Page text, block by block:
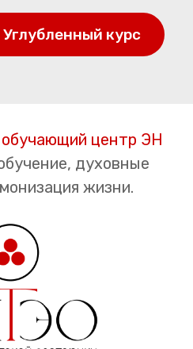
курс
центр ЭН
духовные
жизни.